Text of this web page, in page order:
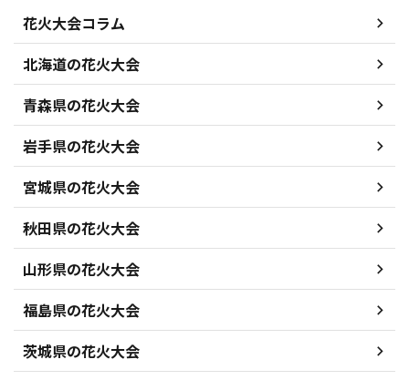
花火大会コラム
北海道の花火大会
青森県の花火大会
岩手県の花火大会
宮城県の花火大会
秋田県の花火大会
山形県の花火大会
福島県の花火大会
茨城県の花火大会